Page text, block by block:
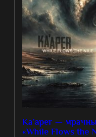
Ka’aper —
«While Flows the